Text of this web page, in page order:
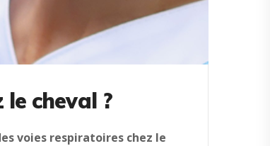
cheval ?
voies respiratoires chez le